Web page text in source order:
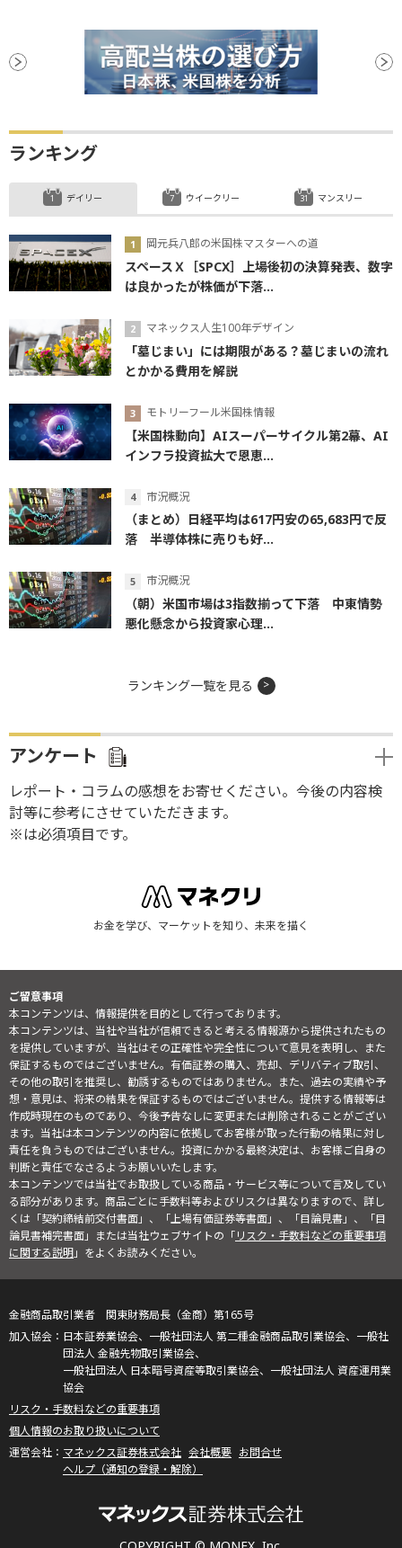
キャッシュフロー
成長投資枠
増配
つみたて投資枠
パフォーマンス ファンド
ランキング
デイリー
岡元兵八郎の米国株マスターへの道
スペースＸ［SPCX］上場後初の決算発表、数字
は良かったが株価が下落...
マネックス人生100年デザイン
「墓じまい」には期限がある？墓じまいの流れ
とかかる費用を解説
モトリーフール米国株情報
【米国株動向】AIスーパーサイクル第2幕、AI
インフラ投資拡大で恩恵...
市況概況
（まとめ）日経平均は617円安の65,683円で反
落 半導体株に売りも好...
市況概況
（朝）米国市場は3指数揃って下落 中東情勢
悪化懸念から投資家心理...
ウイークリー マンスリー
ランキング一覧を見る
アンケート
レポート・コラムの感想をお寄せください。今後の内容検
討等に参考にさせていただきます。
※は必須項目です。
お金を学び、マーケットを知り、未来を描く
ご留意事項
本コンテンツは、情報提供を目的として行っております。
本コンテンツは、当社や当社が信頼できると考える情報源から提供されたもの
を提供していますが、当社はその正確性や完全性について意見を表明し、また
保証するものではございません。有価証券の購入、売却、デリバティブ取引、
その他の取引を推奨し、勧誘するものではありません。また、過去の実績や予
想・意見は、将来の結果を保証するものではございません。提供する情報等は
作成時現在のものであり、今後予告なしに変更または削除されることがござい
ます。当社は本コンテンツの内容に依拠してお客様が取った行動の結果に対し
責任を負うものではございません。投資にかかる最終決定は、お客様ご自身の
判断と責任でなさるようお願いいたします。
本コンテンツでは当社でお取扱している商品・サービス等について言及してい
る部分があります。商品ごとに手数料等およびリスクは異なりますので、詳し
くは「契約締結前交付書面」、「上場有価証券等書面」、「目論見書」、「目
論見書補完書面」または当社ウェブサイトの「リスク・手数料などの重要事項
に関する説明」をよくお読みください。
金融商品取引業者 関東財務局長（金商）第165号
日本証券業協会、一般社団法人 第二種金融商品取引業協会、一般社
団法人 金融先物取引業協会、
一般社団法人 日本暗号資産等取引業協会、一般社団法人 資産運用業
協会
リスク・手数料などの重要事項
個人情報のお取り扱いについて
マネックス証券株式会社 会社概要 お問合せ
ヘルプ（通知の登録・解除）